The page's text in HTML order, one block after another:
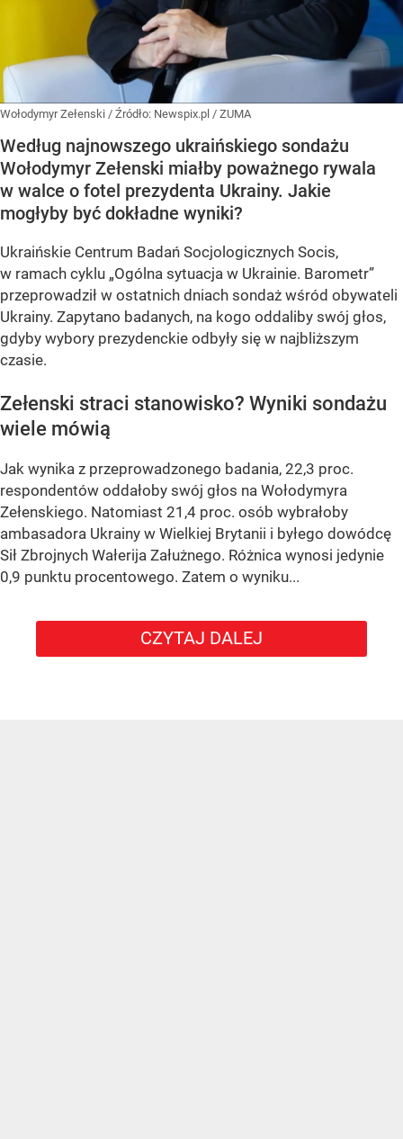
Wołodymyr Zełenski / Źródło: Newspix.pl / ZUMA
Według najnowszego ukraińskiego sondażu
Wołodymyr Zełenski miałby poważnego rywala
w walce o fotel prezydenta Ukrainy. Jakie
mogłyby być dokładne wyniki?
Ukraińskie Centrum Badań Socjologicznych Socis,
w ramach cyklu „Ogólna sytuacja w Ukrainie. Barometr”
przeprowadził w ostatnich dniach sondaż wśród obywateli
Ukrainy. Zapytano badanych, na kogo oddaliby swój głos,
gdyby wybory prezydenckie odbyły się w najbliższym
czasie.
Zełenski straci stanowisko? Wyniki sondażu
wiele mówią
Jak wynika z przeprowadzonego badania, 22,3 proc.
respondentów oddałoby swój głos na Wołodymyra
Zełenskiego. Natomiast 21,4 proc. osób wybrałoby
ambasadora Ukrainy w Wielkiej Brytanii i byłego dowódcę
Sił Zbrojnych Wałerija Załużnego. Różnica wynosi jedynie
0,9 punktu procentowego. Zatem o wyniku...
CZYTAJ DALEJ